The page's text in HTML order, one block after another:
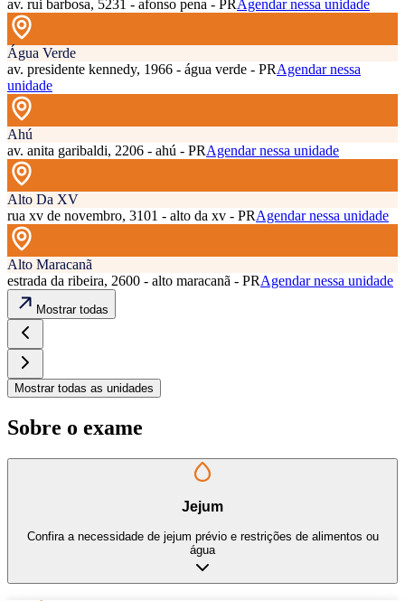
av. rui barbosa, 5231 - afonso pena - PRAgendar nessa unidade
Água Verde
av. presidente kennedy, 1966 - água verde - PRAgendar nessa
unidade
Ahú
av. anita garibaldi, 2206 - ahú - PRAgendar nessa unidade
Alto Da XV
rua xv de novembro, 3101 - alto da xv - PRAgendar nessa unidade
Alto Maracanã
estrada da ribeira, 2600 - alto maracanã - PRAgendar nessa unidade
Mostrar todas
Mostrar todas as unidades
Sobre o exame
Jejum
Confira a necessidade de jejum prévio e restrições de alimentos ou
água